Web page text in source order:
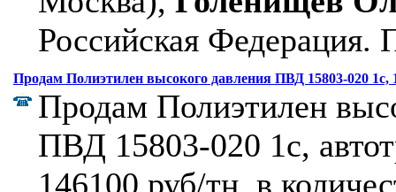
Российская Федерация.
Продам Полиэтилен высокого давления ПВД 15803-020 1c,
Продам Полиэтилен
ПВД 15803-020 1c,
146100 руб/тн, в